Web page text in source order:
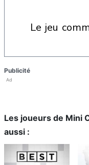
le jeu
Publicité
Ad
Les joueurs de Mini
aussi :